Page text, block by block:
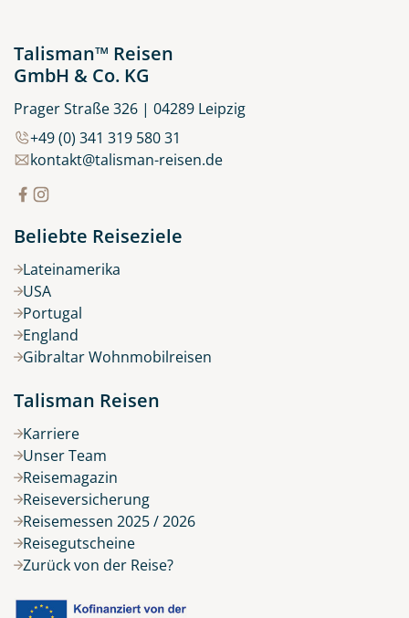
Talisman™ Reisen
GmbH & Co. KG
Prager Straße 326 | 04289 Leipzig
+49 (0) 341 319 580 31
kontakt@talisman-reisen.de
Beliebte Reiseziele
Lateinamerika
USA
Portugal
England
Gibraltar Wohnmobilreisen
Talisman Reisen
Karriere
Unser Team
Reisemagazin
Reiseversicherung
Reisemessen 2025 / 2026
Reisegutscheine
Zurück von der Reise?